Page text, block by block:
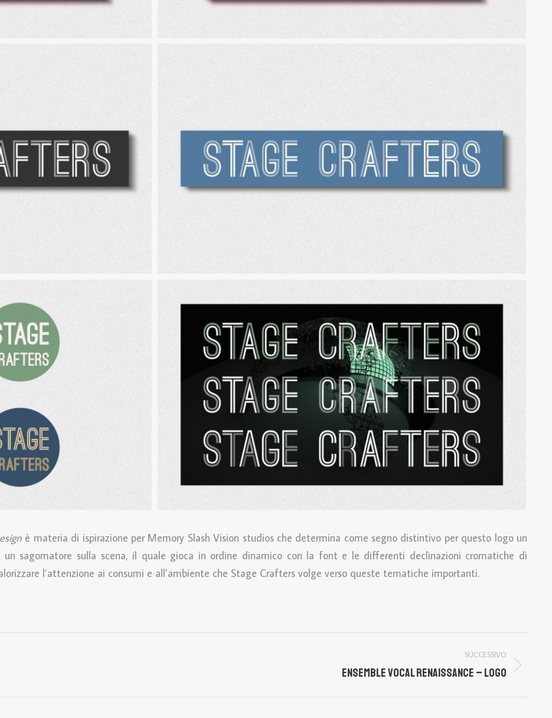
è materia di ispirazione per Memory Slash Vision studios che determina come segno distintivo per questo logo un
sagomatore sulla scena, il quale gioca in ordine dinamico con la font e le differenti declinazioni cromatiche di
l’attenzione ai consumi e all’ambiente che Stage Crafters volge verso queste tematiche importanti.
SUCCESSIVO
ENSEMBLE VOCAL RENAISSANCE – LOGO